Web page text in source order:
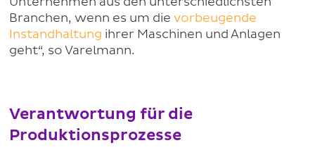
Branchen, wenn es um dievorbeugende
Instandhaltung ihrer Maschinen und Anlagen
geht“, so Varelmann.
Verantwortung für die
Produktionsprozesse